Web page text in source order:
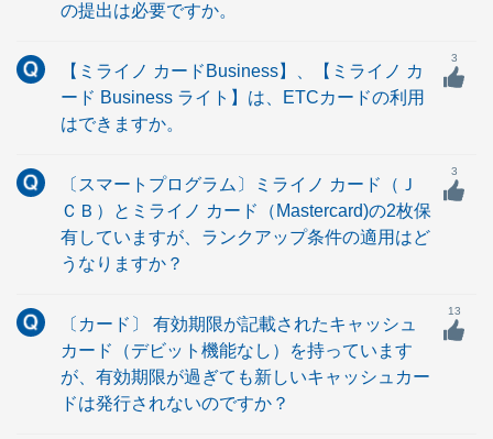
の提出は必要ですか。
【ミライノ カードBusiness】、【ミライノ カ
ード Business ライト】は、ETCカードの利用
はできますか。
3
〔スマートプログラム〕ミライノ カード（Ｊ
ＣＢ）とミライノ カード（Mastercard)の2枚保
有していますが、ランクアップ条件の適用はど
うなりますか？
3
〔カード〕 有効期限が記載されたキャッシュ
カード（デビット機能なし）を持っています
が、有効期限が過ぎても新しいキャッシュカー
ドは発行されないのですか？
13